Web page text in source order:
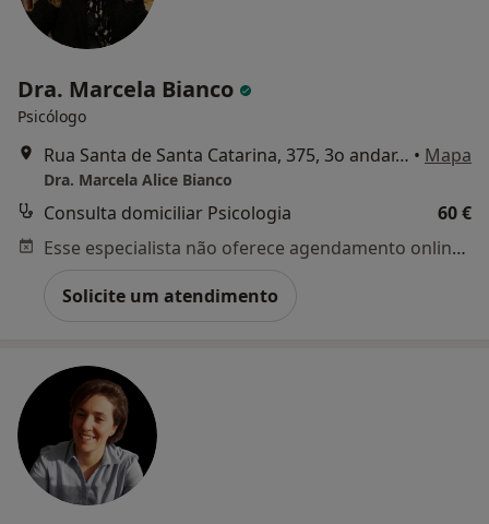
Dra. Marcela Bianco
Psicólogo
Rua Santa de Santa Catarina, 375, 3o andar, sala 33, Porto, Portugal, Porto • Mapa
Dra. Marcela Alice Bianco
Consulta domiciliar Psicologia
60 €
Esse especialista não oferece agendamento online para esse endereço.
Solicite um atendimento